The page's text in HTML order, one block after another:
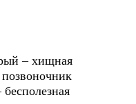
– хищная